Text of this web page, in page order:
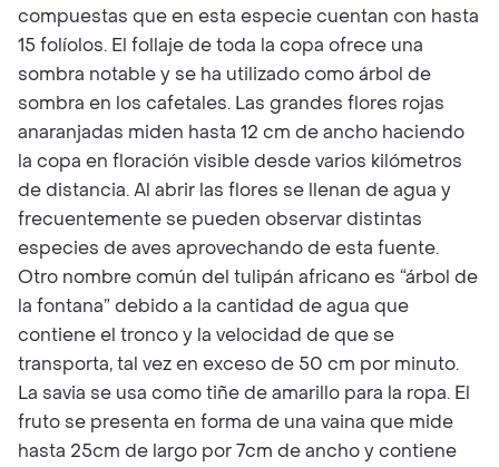
compuestas que en esta especie cuentan con hasta
15 folíolos. El follaje de toda la copa ofrece una
sombra notable y se ha utilizado como árbol de
sombra en los cafetales. Las grandes flores rojas
anaranjadas miden hasta 12 cm de ancho haciendo
la copa en floración visible desde varios kilómetros
de distancia. Al abrir las flores se llenan de agua y
frecuentemente se pueden observar distintas
especies de aves aprovechando de esta fuente.
Otro nombre común del tulipán africano es “árbol de
la fontana” debido a la cantidad de agua que
contiene el tronco y la velocidad de que se
transporta, tal vez en exceso de 50 cm por minuto.
La savia se usa como tiñe de amarillo para la ropa. El
fruto se presenta en forma de una vaina que mide
hasta 25cm de largo por 7cm de ancho y contiene